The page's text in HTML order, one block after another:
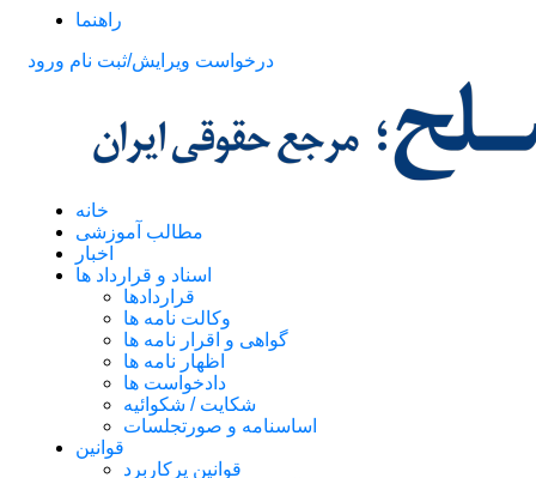
راهنما
درخواست ویرایش/ثبت نام ورود
خانه
مطالب آموزشی
اخبار
اسناد و قرارداد ها
قراردادها
وکالت نامه ها
گواهی و اقرار نامه ها
اظهار نامه ها
دادخواست ها
شکایت / شکوائیه
اساسنامه و صورتجلسات
قوانین
قوانین پرکاربرد